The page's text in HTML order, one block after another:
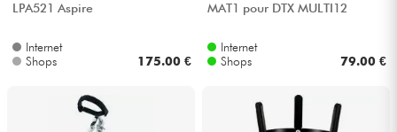
LPA521 Aspire
Internet
Shops
175.00 €
MAT1 pour DTX MULTI12
Internet
Shops
79.00 €